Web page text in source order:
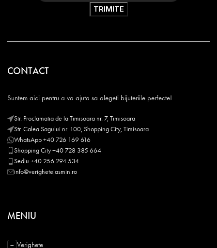
CONTACT
Suntem aici pentru a va ajuta sa alegeti bijuteriile perfecte!
Str. Proclamatia de la Timisoara nr. 7, Timisoara
Str. Calea Sagului nr. 100, Shopping City, Timisoara
WhatsApp +40 726 169 616
Shopping City +40 728 385 664
Sediu +40 256 294 534
info@verighetejasmin.ro
MENIU
− Verighete